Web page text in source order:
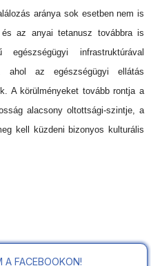
aránya sok esetben nem is
az anyai tetanusz továbbra is
infrastruktúrával
ahol az egészségügyi ellátás
A körülményeket tovább rontja a
alacsony oltottsági-szintje, a
kell küzdeni bizonyos kulturális
FACEBOOKON!